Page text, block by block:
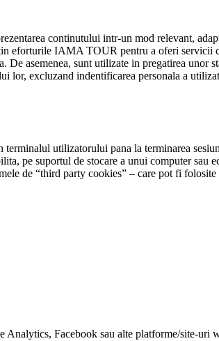
continutului intr-un mod relevant,
eforturile IAMA TOUR pentru a oferi
asemenea, sunt utilizate in pregatirea
lor, excluzand indentificarea personala a
utilizatorului pana la terminarea
pe suportul de stocare a unui computer
de “third party cookies” – care pot fi
Facebook sau alte platforme/site-uri